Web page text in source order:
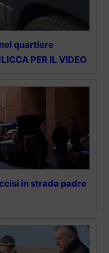
quartiere
PER IL VIDEO
in strada padre